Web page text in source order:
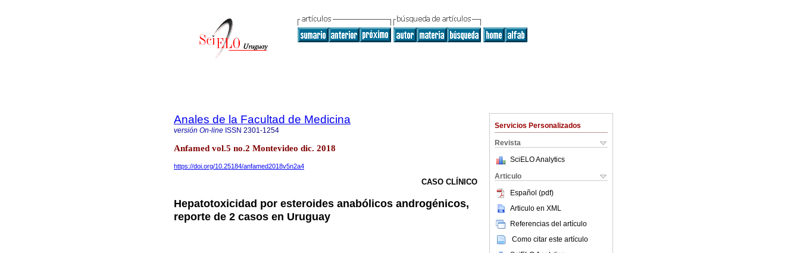
Servicios Personalizados
Revista
SciELO Analytics
Articulo
Español (pdf)
Articulo en XML
Referencias del artículo
Como citar este artículo
Anales de la Facultad de Medicina
versión On-line ISSN 2301-1254
Anfamed vol.5 no.2 Montevideo dic. 2018
https://doi.org/10.25184/anfamed2018v5n2a4
CASO CLÍNICO
Hepatotoxicidad por esteroides anabólicos androgénicos,
reporte de 2 casos en Uruguay